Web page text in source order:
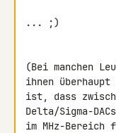
... ;)
(Bei manchen
ihnen überhaupt
ist, dass
Delta/Sigma-
im MHz-Bereich